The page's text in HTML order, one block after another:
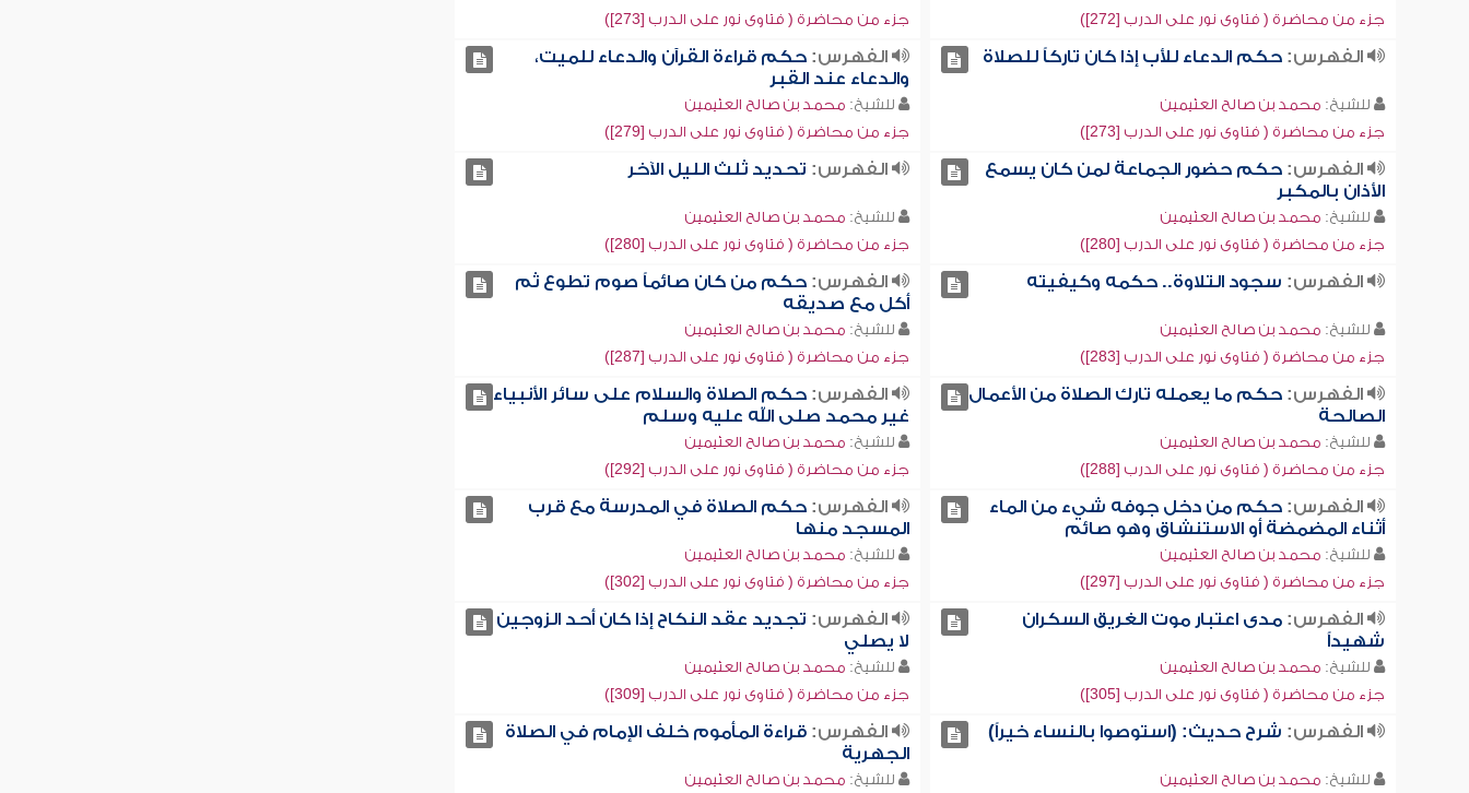
جزء من محاضرة ( فتاوى نور على الدرب [272])
جزء من محاضرة ( فتاوى نور على الدرب [273])
الفهرس:حكم الدعاء للأب إذا كان تاركاً للصلاة
للشيخ: محمد بن صالح العثيمين
جزء من محاضرة ( فتاوى نور على الدرب [273])
الفهرس: حكم قراءة القرآن والدعاء للميت،
والدعاء عند القبر
للشيخ: محمد بن صالح العثيمين
جزء من محاضرة ( فتاوى نور على الدرب [279])
الفهرس:حكم حضور الجماعة لمن كان يسمع
الأذان بالمكبر
للشيخ: محمد بن صالح العثيمين
جزء من محاضرة ( فتاوى نور على الدرب [280])
الفهرس: تحديد ثلث الليل الآخر
للشيخ: محمد بن صالح العثيمين
جزء من محاضرة ( فتاوى نور على الدرب [280])
الفهرس: سجود التلاوة.. حكمه وكيفيته
للشيخ: محمد بن صالح العثيمين
جزء من محاضرة ( فتاوى نور على الدرب [283])
الفهرس: حكم من كان صائماً صوم تطوع ثم
أكل مع صديقه
للشيخ: محمد بن صالح العثيمين
جزء من محاضرة ( فتاوى نور على الدرب [287])
الفهرس:حكم ما يعمله تارك الصلاة من الأعمال
الصالحة
للشيخ: محمد بن صالح العثيمين
جزء من محاضرة ( فتاوى نور على الدرب [288])
الفهرس: حكم الصلاة والسلام على سائر الأنبياء
غير محمد صلى الله عليه وسلم
للشيخ: محمد بن صالح العثيمين
جزء من محاضرة ( فتاوى نور على الدرب [292])
الفهرس:حكم من دخل جوفه شيء من الماء
أثناء المضمضة أو الاستنشاق وهو صائم
للشيخ: محمد بن صالح العثيمين
جزء من محاضرة ( فتاوى نور على الدرب [297])
الفهرس: حكم الصلاة في المدرسة مع قرب
المسجد منها
للشيخ: محمد بن صالح العثيمين
جزء من محاضرة ( فتاوى نور على الدرب [302])
الفهرس:مدى اعتبار موت الغريق السكران
شهيداً
للشيخ: محمد بن صالح العثيمين
جزء من محاضرة ( فتاوى نور على الدرب [305])
الفهرس: تجديد عقد النكاح إذا كان أحد الزوجين
لا يصلي
للشيخ: محمد بن صالح العثيمين
جزء من محاضرة ( فتاوى نور على الدرب [309])
الفهرس: شرح حديث: (استوصوا بالنساء خيراً)
للشيخ: محمد بن صالح العثيمين
الفهرس: قراءة المأموم خلف الإمام في الصلاة
الجهرية
للشيخ: محمد بن صالح العثيمين